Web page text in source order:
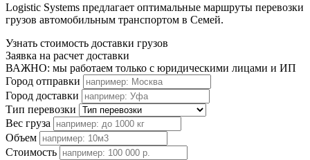
Logistic Systems предлагает оптимальные маршруты перевозки
грузов автомобильным транспортом в Семей.
Узнать стоимость доставки грузов
Заявка на расчет доставки
ВАЖНО: мы работаем только с юридическими лицами и ИП
Город отправки
Город доставки
Тип перевозки
Вес груза
Объем
Стоимость